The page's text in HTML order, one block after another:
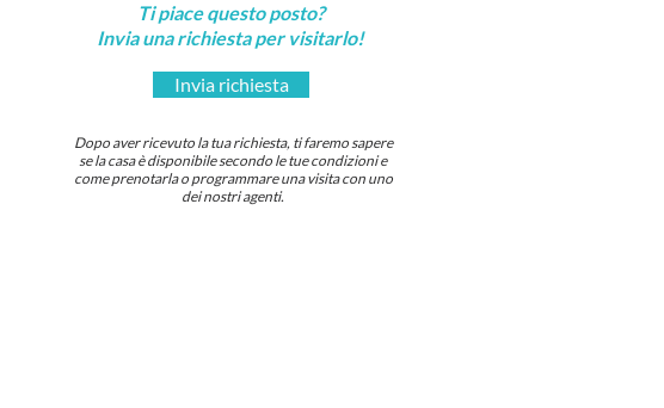
Ti piace questo posto?
Invia una richiesta per visitarlo!
Invia richiesta
Dopo aver ricevuto la tua richiesta, ti faremo sapere
se la casa è disponibile secondo le tue condizioni e
come prenotarla o programmare una visita con uno
dei nostri agenti.